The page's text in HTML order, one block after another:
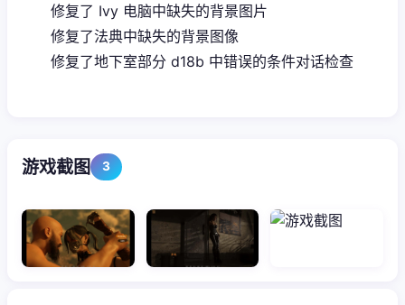
修复了 Ivy 电脑中缺失的背景图片
修复了法典中缺失的背景图像
修复了地下室部分 d18b 中错误的条件对话检查
游戏截图 3